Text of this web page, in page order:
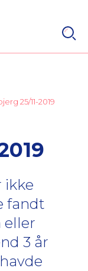
25/11-2019
ikke
fandt
eller
3 år